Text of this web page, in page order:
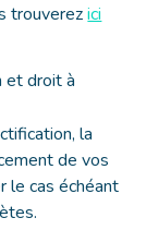
trouverezici
et droit à
la
de vos
le cas échéant